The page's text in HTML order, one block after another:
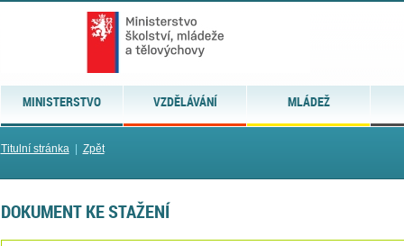
MINISTERSTVO VZDĚLÁVÁNÍ MLÁDEŽ
Titulní stránka| Zpět
DOKUMENT KE STAŽENÍ